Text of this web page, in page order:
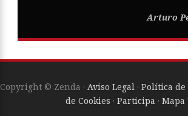
Arturo
Copyright © Zenda · Aviso Legal · Política
de Cookies · Participa · Mapa